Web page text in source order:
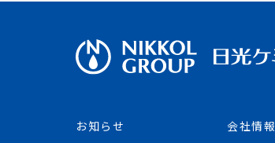
お知らせ 会社情報